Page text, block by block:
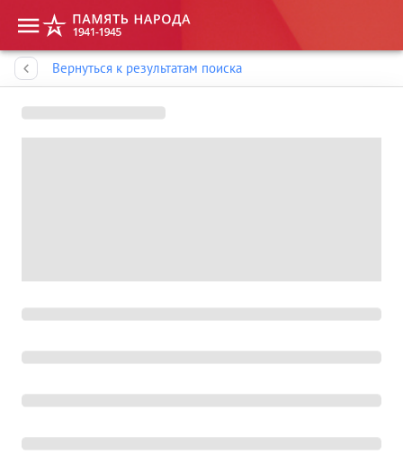
Вернуться к результатам поиска
Память народа